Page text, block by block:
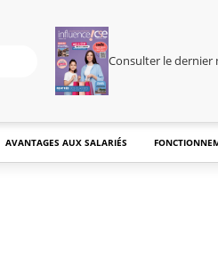
Consulter le dernier
AVANTAGES AUX SALARIÉS